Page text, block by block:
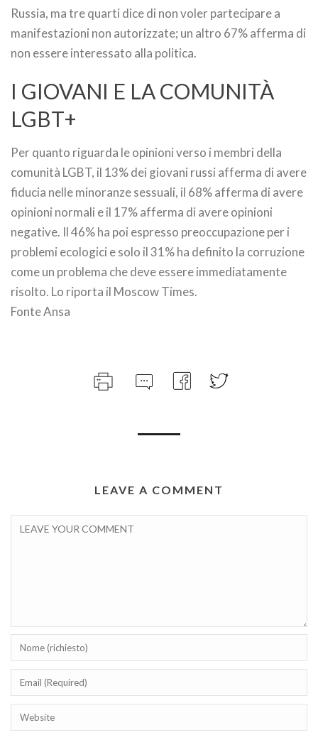
Russia, ma tre quarti dice di non voler partecipare a
manifestazioni non autorizzate; un altro 67% afferma di
non essere interessato alla politica.
I GIOVANI E LA COMUNITÀ
LGBT+
Per quanto riguarda le opinioni verso i membri della
comunità LGBT, il 13% dei giovani russi afferma di avere
fiducia nelle minoranze sessuali, il 68% afferma di avere
opinioni normali e il 17% afferma di avere opinioni
negative. Il 46% ha poi espresso preoccupazione per i
problemi ecologici e solo il 31% ha definito la corruzione
come un problema che deve essere immediatamente
risolto. Lo riporta il Moscow Times.
Fonte Ansa
LEAVE A COMMENT